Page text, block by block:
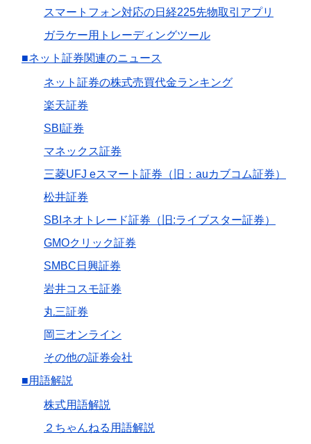
スマートフォン対応の日経225先物取引アプリ
ガラケー用トレーディングツール
■ネット証券関連のニュース
ネット証券の株式売買代金ランキング
楽天証券
SBI証券
マネックス証券
三菱UFJ eスマート証券（旧：auカブコム証券）
松井証券
SBIネオトレード証券（旧:ライブスター証券）
GMOクリック証券
SMBC日興証券
岩井コスモ証券
丸三証券
岡三オンライン
その他の証券会社
■用語解説
株式用語解説
２ちゃんねる用語解説